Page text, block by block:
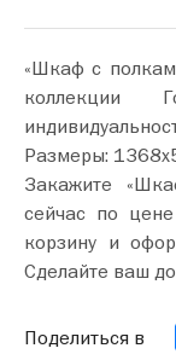
«Шкаф с
коллекции
Размеры:
Закажите
сейчас по цене от 12
корзину и
Сделайте ваш
Поделиться в